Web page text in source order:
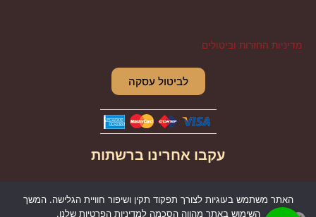
מדיניות החזרות וביטולים
לביטול עסקה
עקבו אחרינו ברשתות
F
a
I
n
האתר משתמש בעוגיות לצורך תפקוד תקין ושיפור חוויית הגלישה. המשך
השימוש באתר מהווה הסכמה למדיניות הפרטיות שלנו.